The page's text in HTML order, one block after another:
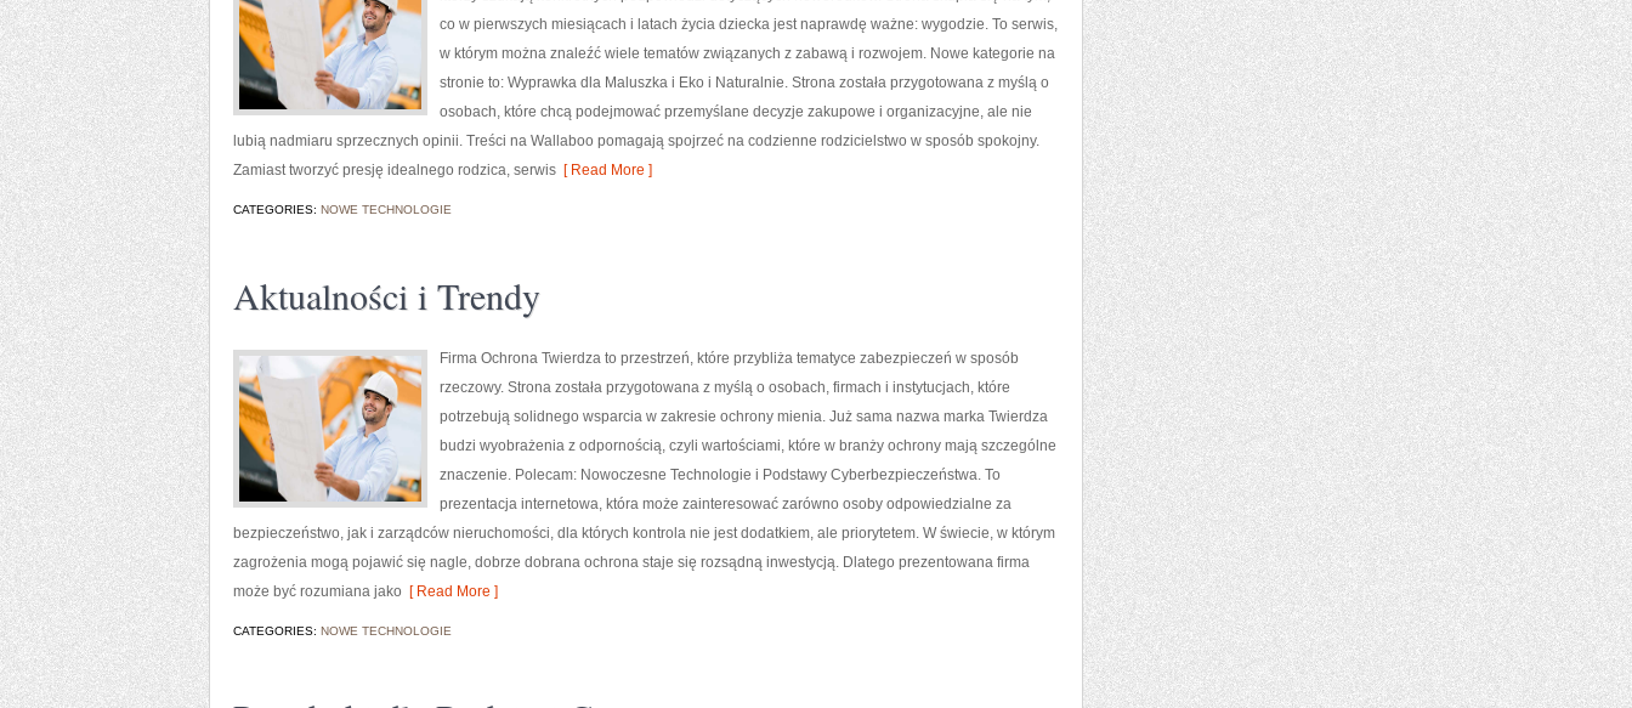
co w pierwszych miesiącach i latach życia dziecka jest naprawdę ważne: wygodzie. To serwis,
w którym można znaleźć wiele tematów związanych z zabawą i rozwojem. Nowe kategorie na
stronie to: Wyprawka dla Maluszka i Eko i Naturalnie. Strona została przygotowana z myślą o
osobach, które chcą podejmować przemyślane decyzje zakupowe i organizacyjne, ale nie
lubią nadmiaru sprzecznych opinii. Treści na Wallaboo pomagają spojrzeć na codzienne rodzicielstwo w sposób spokojny.
Zamiast tworzyć presję idealnego rodzica, serwis [ Read More ]
CATEGORIES: NOWE TECHNOLOGIE
Aktualności i Trendy
Firma Ochrona Twierdza to przestrzeń, które przybliża tematyce zabezpieczeń w sposób
rzeczowy. Strona została przygotowana z myślą o osobach, firmach i instytucjach, które
potrzebują solidnego wsparcia w zakresie ochrony mienia. Już sama nazwa marka Twierdza
budzi wyobrażenia z odpornością, czyli wartościami, które w branży ochrony mają szczególne
znaczenie. Polecam: Nowoczesne Technologie i Podstawy Cyberbezpieczeństwa. To
prezentacja internetowa, która może zainteresować zarówno osoby odpowiedzialne za
bezpieczeństwo, jak i zarządców nieruchomości, dla których kontrola nie jest dodatkiem, ale priorytetem. W świecie, w którym
zagrożenia mogą pojawić się nagle, dobrze dobrana ochrona staje się rozsądną inwestycją. Dlatego prezentowana firma
może być rozumiana jako [ Read More ]
CATEGORIES: NOWE TECHNOLOGIE